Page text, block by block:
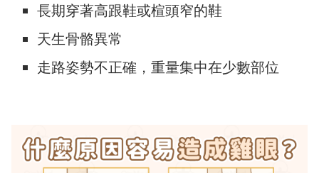
長期穿著高跟鞋或楦頭窄的鞋
天生骨骼異常
走路姿勢不正確，重量集中在少數部位